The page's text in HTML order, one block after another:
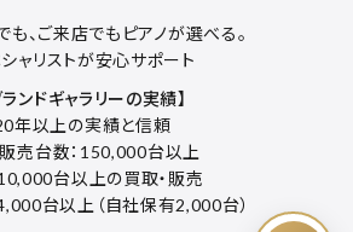
も、ご来店でもピアノが選べる。
ャリストが安心サポート
ランドギャラリーの実績】
年以上の実績と信頼
売台数：150,000台以上
台以上の買取・販売
台以上（自社保有2,000台）